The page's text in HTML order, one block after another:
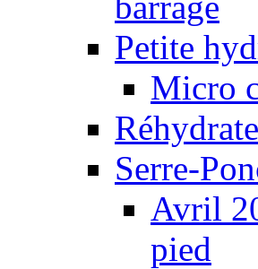
Petite
Micro
Serre-
Avril
pied